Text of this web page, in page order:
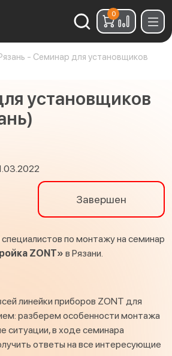
Найти:
0
- Семинар для установщиков
установщиков
Завершен
по монтажу на семинар
ZONT» в Рязани.
линейки приборов ZONT для
разберем особенности монтажа
ситуации, в ходе семинара
ответы на все интересующие